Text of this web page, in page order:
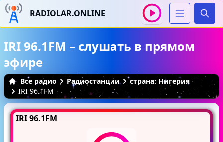
RADIOLAR.ONLINE
IRI 96.1FM – слушать в прямом
эфире
Все радио Радиостанции
страна: Нигерия
IRI 96.1FM
IRI 96.1FM